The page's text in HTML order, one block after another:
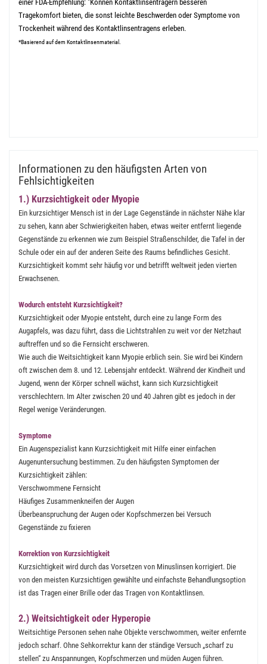
einer FDA-Empfehlung: "Können Kontaktlinsenträgern besseren
Tragekomfort bieten, die sonst leichte Beschwerden oder Symptome von
Trockenheit während des Kontaktlinsentragens erleben.
*Basierend auf dem Kontaktlinsenmaterial.
Informationen zu den häufigsten Arten von
Fehlsichtigkeiten
1.) Kurzsichtigkeit oder Myopie
Ein kurzsichtiger Mensch ist in der Lage Gegenstände in nächster Nähe klar
zu sehen, kann aber Schwierigkeiten haben, etwas weiter entfernt liegende
Gegenstände zu erkennen wie zum Beispiel Straßenschilder, die Tafel in der
Schule oder ein auf der anderen Seite des Raums befindliches Gesicht.
Kurzsichtigkeit kommt sehr häufig vor und betrifft weltweit jeden vierten
Erwachsenen.
Wodurch entsteht Kurzsichtigkeit?
Kurzsichtigkeit oder Myopie entsteht, durch eine zu lange Form des
Augapfels, was dazu führt, dass die Lichtstrahlen zu weit vor der Netzhaut
auftreffen und so die Fernsicht erschweren.
Wie auch die Weitsichtigkeit kann Myopie erblich sein. Sie wird bei Kindern
oft zwischen dem 8. und 12. Lebensjahr entdeckt. Während der Kindheit und
Jugend, wenn der Körper schnell wächst, kann sich Kurzsichtigkeit
verschlechtern. Im Alter zwischen 20 und 40 Jahren gibt es jedoch in der
Regel wenige Veränderungen.
Symptome
Ein Augenspezialist kann Kurzsichtigkeit mit Hilfe einer einfachen
Augenuntersuchung bestimmen. Zu den häufigsten Symptomen der
Kurzsichtigkeit zählen:
Verschwommene Fernsicht
Häufiges Zusammenkneifen der Augen
Überbeanspruchung der Augen oder Kopfschmerzen bei Versuch
Gegenstände zu fixieren
Korrektion von Kurzsichtigkeit
Kurzsichtigkeit wird durch das Vorsetzen von Minuslinsen korrigiert. Die
von den meisten Kurzsichtigen gewählte und einfachste Behandlungsoption
ist das Tragen einer Brille oder das Tragen von Kontaktlinsen.
2.) Weitsichtigkeit oder Hyperopie
Weitsichtige Personen sehen nahe Objekte verschwommen, weiter enfernte
jedoch scharf. Ohne Sehkorrektur kann der ständige Versuch „scharf zu
stellen“ zu Anspannungen, Kopfschmerzen und müden Augen führen.